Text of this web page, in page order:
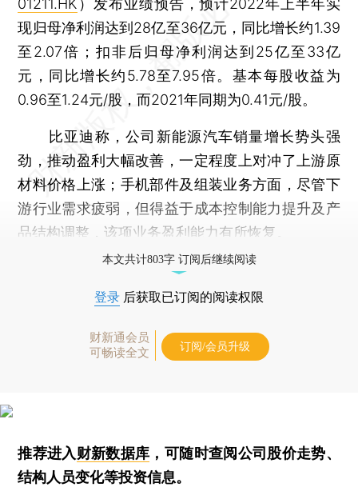
现归母净利润达到28亿至36亿元，同比增长约1.39
至2.07倍；扣非后归母净利润达到25亿至33亿
元，同比增长约5.78至7.95倍。基本每股收益为
0.96至1.24元/股，而2021年同期为0.41元/股。
比亚迪称，公司新能源汽车销量增长势头强
劲，推动盈利大幅改善，一定程度上对冲了上游原
材料价格上涨；手机部件及组装业务方面，尽管下
游行业需求疲弱，但得益于成本控制能力提升及产
品结构调整，该项业务盈利能力有所恢复。
本文共计803字 订阅后继续阅读
登录 后获取已订阅的阅读权限
财新通会员
可畅读全文
订阅/会员升级
推荐进入财新数据库 ，可随时查阅公司股价走势、
结构人员变化等投资信息。